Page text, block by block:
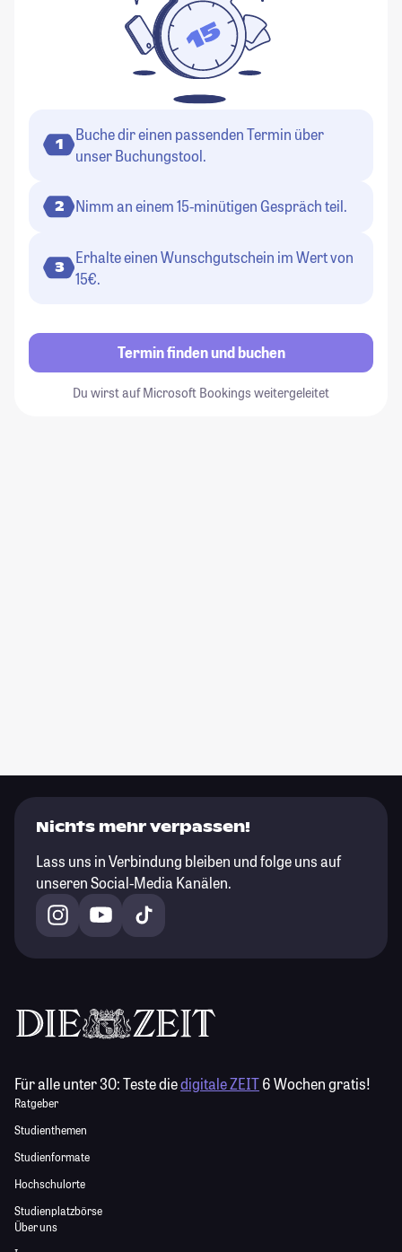
1
Buche dir einen passenden Termin über
unser Buchungstool.
2 Nimm an einem 15-minütigen Gespräch teil.
3
Erhalte einen Wunschgutschein im Wert von
15€.
Termin finden und buchen
Du wirst auf Microsoft Bookings weitergeleitet
Nichts mehr verpassen!
Lass uns in Verbindung bleiben und folge uns auf
unseren Social-Media Kanälen.
Für alle unter 30:Teste diedigitale ZEIT6 Wochen gratis!
Ratgeber
Studienthemen
Studienformate
Hochschulorte
Studienplatzbörse
Über uns